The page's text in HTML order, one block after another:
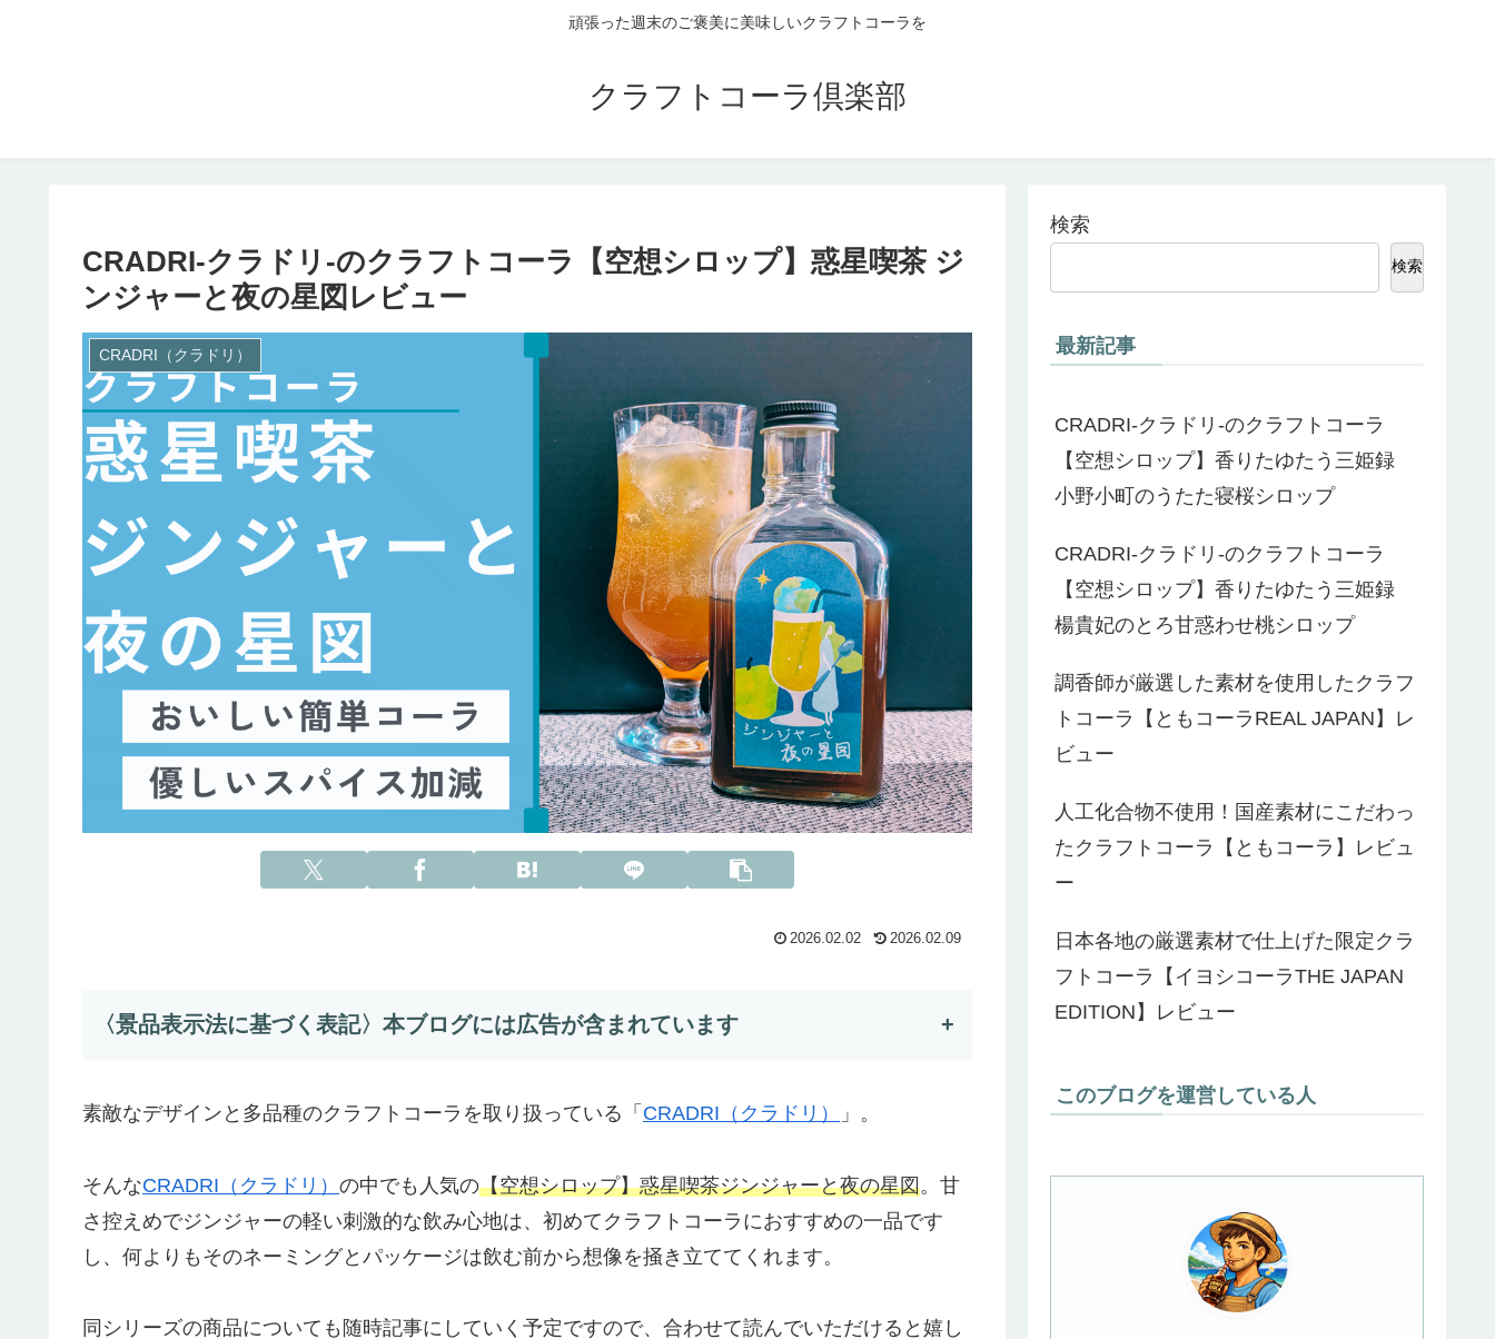
頑張った週末のご褒美に美味しいクラフトコーラを
クラフトコーラ倶楽部
CRADRI-クラドリ-のクラフトコーラ【空想シロップ】惑星喫茶 ジ
ンジャーと夜の星図レビュー
CRADRI（クラドリ）
2026.02.02 2026.02.09
〈景品表示法に基づく表記〉本ブログには広告が含まれています +
素敵なデザインと多品種のクラフトコーラを取り扱っている「 CRADRI（クラドリ） 」。
そんなCRADRI（クラドリ） の中でも人気の【空想シロップ】惑星喫茶ジンジャーと夜の星図。甘
さ控えめでジンジャーの軽い刺激的な飲み心地は、初めてクラフトコーラにおすすめの一品です
し、何よりもそのネーミングとパッケージは飲む前から想像を掻き立ててくれます。
同シリーズの商品についても随時記事にしていく予定ですので、合わせて読んでいただけると嬉し
検索
検索
最新記事
CRADRI-クラドリ-のクラフトコーラ
【空想シロップ】香りたゆたう三姫録
小野小町のうたた寝桜シロップ
CRADRI-クラドリ-のクラフトコーラ
【空想シロップ】香りたゆたう三姫録
楊貴妃のとろ甘惑わせ桃シロップ
調香師が厳選した素材を使用したクラフ
トコーラ【ともコーラREAL JAPAN】レ
ビュー
人工化合物不使用！国産素材にこだわっ
たクラフトコーラ【ともコーラ】レビュ
ー
日本各地の厳選素材で仕上げた限定クラ
フトコーラ【イヨシコーラTHE JAPAN
EDITION】レビュー
このブログを運営している人